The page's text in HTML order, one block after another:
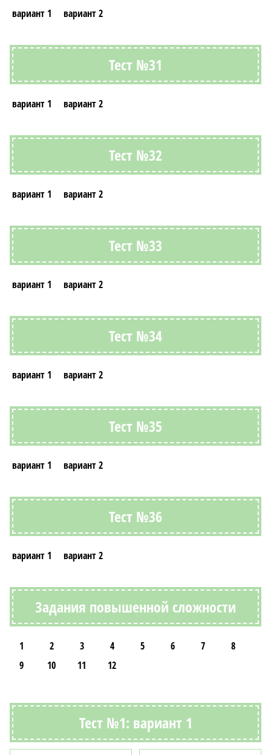
вариант 1 вариант 2
Тест №31
вариант 1 вариант 2
Тест №32
вариант 1 вариант 2
Тест №33
вариант 1 вариант 2
Тест №34
вариант 1 вариант 2
Тест №35
вариант 1 вариант 2
Тест №36
вариант 1 вариант 2
Задания повышенной сложности
1 2 3 4 5 6 7
8
9
10 11 12
Тест №1: вариант 1